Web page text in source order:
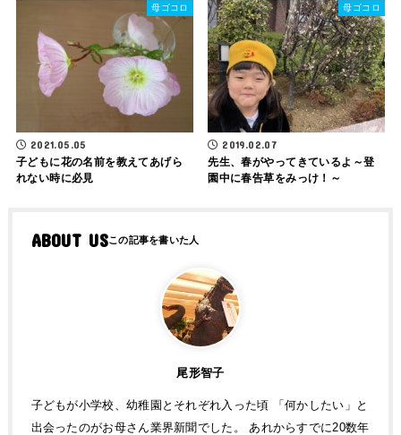
母ゴコロ
2021.05.05
子どもに花の名前を教えてあげら
れない時に必見
母ゴコロ
2019.02.07
先生、春がやってきているよ～登
園中に春告草をみっけ！～
ABOUT US
尾形智子
子どもが小学校、幼稚園とそれぞれ入った頃 「何かしたい」と
出会ったのがお母さん業界新聞でした。 あれからすでに20数年